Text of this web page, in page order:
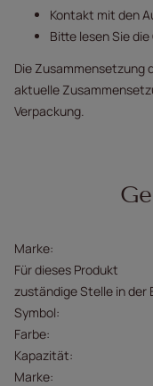
Kontakt mit den
Bitte lesen Sie
Die Zusammensetzung
aktuelle
Verpackung.
Marke
Für dieses Produkt
zuständige Stelle in der
Symbol
Farbe
Kapazität
Marke